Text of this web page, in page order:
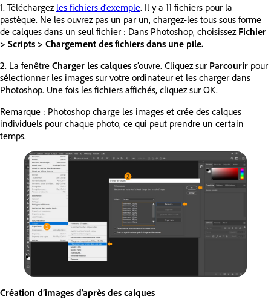
1. Téléchargez les fichiers d’exemple. Il y a 11 fichiers pour la
pastèque. Ne les ouvrez pas un par un, chargez-les tous sous forme
de calques dans un seul fichier : Dans Photoshop, choisissez Fichier
> Scripts > Chargement des fichiers dans une pile.
2. La fenêtre Charger les calques s’ouvre. Cliquez sur Parcourir pour
sélectionner les images sur votre ordinateur et les charger dans
Photoshop. Une fois les fichiers affichés, cliquez sur OK.
Remarque : Photoshop charge les images et crée des calques
individuels pour chaque photo, ce qui peut prendre un certain
temps.
Création d’images d'après des calques